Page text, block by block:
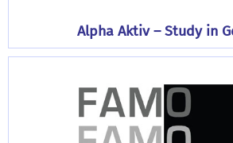
Alpha Aktiv – Study in